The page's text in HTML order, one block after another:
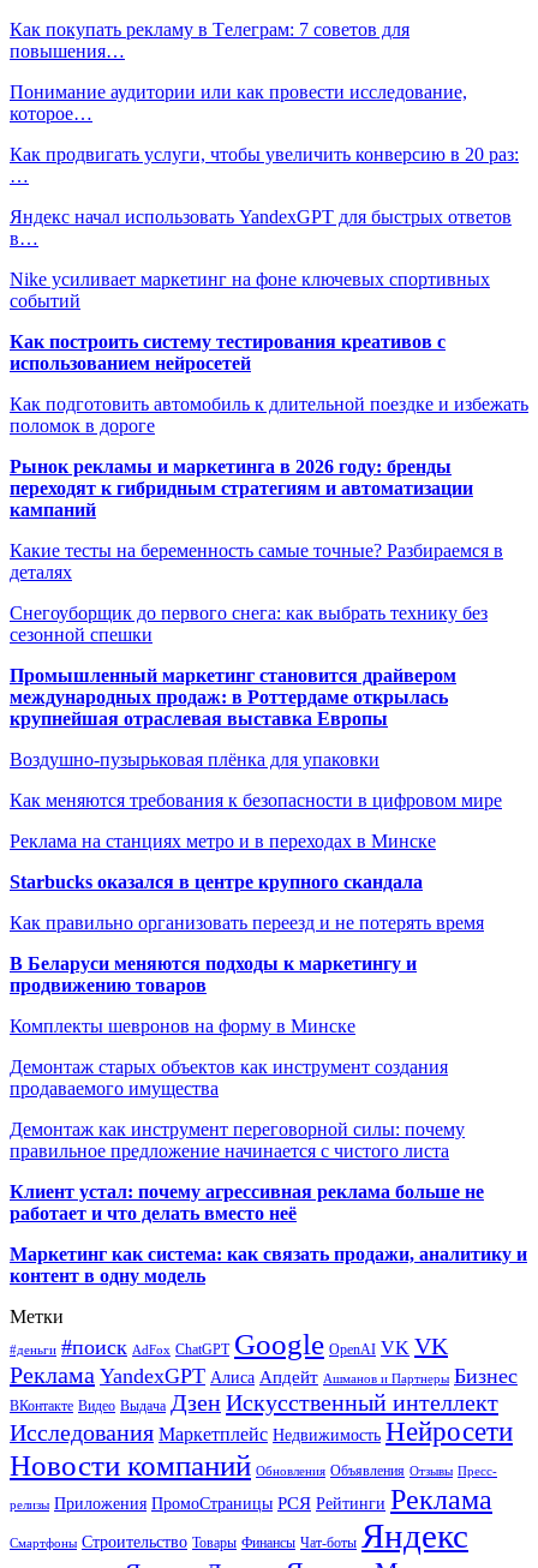
Как покупать рекламу в Tелеграм: 7 советов для
повышения…
Понимание аудитории или как провести исследование,
которое…
Как продвигать услуги, чтобы увеличить конверсию в 20 раз:
…
Яндекс начал использовать YandexGPT для быстрых ответов
в…
Nike усиливает маркетинг на фоне ключевых спортивных
событий
Как построить систему тестирования креативов с
использованием нейросетей
Как подготовить автомобиль к длительной поездке и избежать
поломок в дороге
Рынок рекламы и маркетинга в 2026 году: бренды
переходят к гибридным стратегиям и автоматизации
кампаний
Какие тесты на беременность самые точные? Разбираемся в
деталях
Снегоуборщик до первого снега: как выбрать технику без
сезонной спешки
Промышленный маркетинг становится драйвером
международных продаж: в Роттердаме открылась
крупнейшая отраслевая выставка Европы
Воздушно-пузырьковая плёнка для упаковки
Как меняются требования к безопасности в цифровом мире
Реклама на станциях метро и в переходах в Минске
Starbucks оказался в центре крупного скандала
Как правильно организовать переезд и не потерять время
В Беларуси меняются подходы к маркетингу и
продвижению товаров
Комплекты шевронов на форму в Минске
Демонтаж старых объектов как инструмент создания
продаваемого имущества
Демонтаж как инструмент переговорной силы: почему
правильное предложение начинается с чистого листа
Клиент устал: почему агрессивная реклама больше не
работает и что делать вместо неё
Маркетинг как система: как связать продажи, аналитику и
контент в одну модель
Метки
#деньги #поиск AdFox ChatGPT Google OpenAI VK VK
Реклама YandexGPT Алиса Апдейт Ашманов и Партнеры Бизнес
ВКонтакте Видео Выдача ДзенИскусственный интеллект
Исследования Маркетплейс Недвижимость Нейросети
Новости компаний Обновления Объявления Отзывы Пресс-
релизы Приложения ПромоСтраницы РСЯ Рейтинги Реклама
Смартфоны Строительство Товары Финансы Чат-боты Яндекс